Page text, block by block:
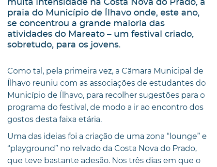
muita intensidade na Costa Nova do Prado, a
praia do Município de Ílhavo onde, este ano,
se concentrou a grande maioria das
atividades do Mareato – um festival criado,
sobretudo, para os jovens.
Como tal, pela primeira vez, a Câmara Municipal de
Ílhavo reuniu com as associações de estudantes do
Município de Ílhavo, para recolher sugestões para o
programa do festival, de modo a ir ao encontro dos
gostos desta faixa etária.
Uma das ideias foi a criação de uma zona “lounge” e
“playground” no relvado da Costa Nova do Prado,
que teve bastante adesão. Nos três dias em que o